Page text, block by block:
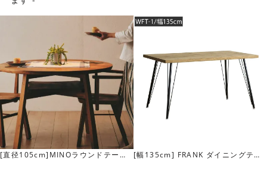
[直径105cm]MINOラウンドテーブ
[幅135cm] FRANK ダイニングテー